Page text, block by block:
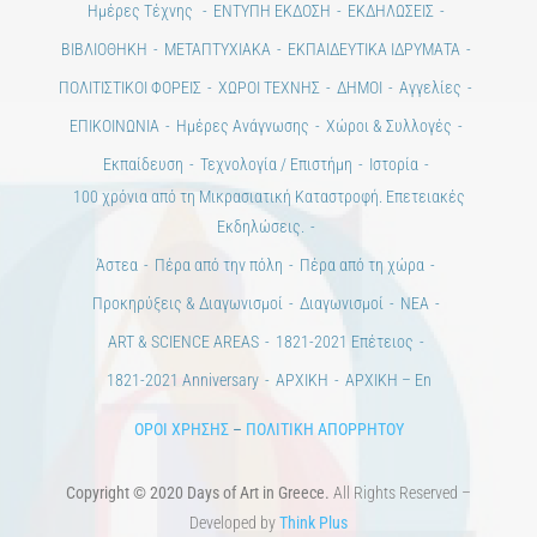
Άστεα
Πέρα από την πόλη
Πέρα από τη χώρα
Προκηρύξεις & Διαγωνισμοί
Διαγωνισμοί
ΝΕΑ
ART & SCIENCE AREAS
1821-2021 Επέτειος
1821-2021 Anniversary
ΑΡΧΙΚΗ ΑΡΧΙΚΗ – En
ΟΡΟΙ ΧΡΗΣΗΣ ΠΟΛΙΤΙΚΗ ΑΠΟΡΡΗΤΟΥ
Developed byThink Plus